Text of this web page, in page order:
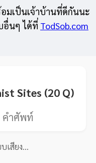
มเป็นเจ้าบ้านที่ดีกันนะ
อื่นๆ ได้ที่ TodSob.com
Sites (20 Q)
คำศัพท์
เสียง…